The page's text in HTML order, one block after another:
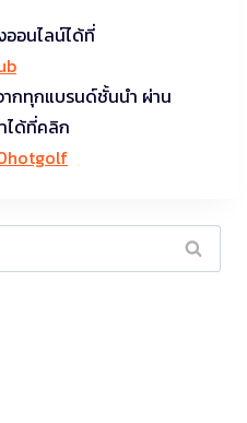
อนไลน์ได้ที่
กทุกแบรนด์ชั้นนำ ผ่าน
ได้ที่คลิก